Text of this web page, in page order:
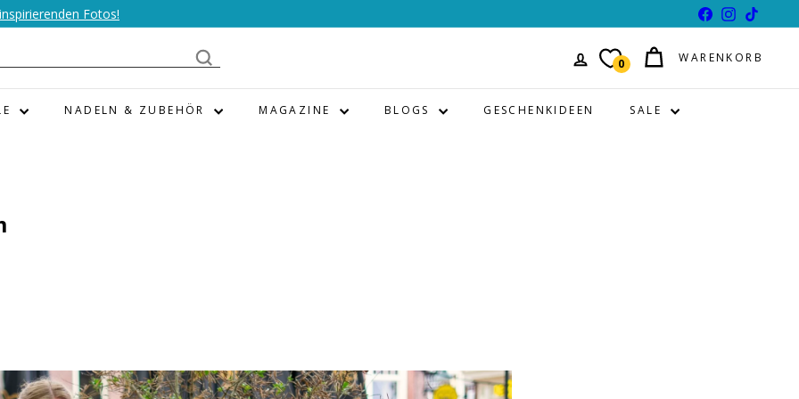
Fotos! FacebookInstagram
0 WARENKORB
NADELN & ZUBEHÖR MAGAZINE BLOGS GESCHENKIDEEN SALE